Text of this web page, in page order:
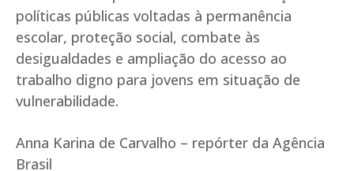
políticas públicas voltadas à permanência
escolar, proteção social, combate às
desigualdades e ampliação do acesso ao
trabalho digno para jovens em situação de
vulnerabilidade.
Anna Karina de Carvalho – repórter da Agência
Brasil